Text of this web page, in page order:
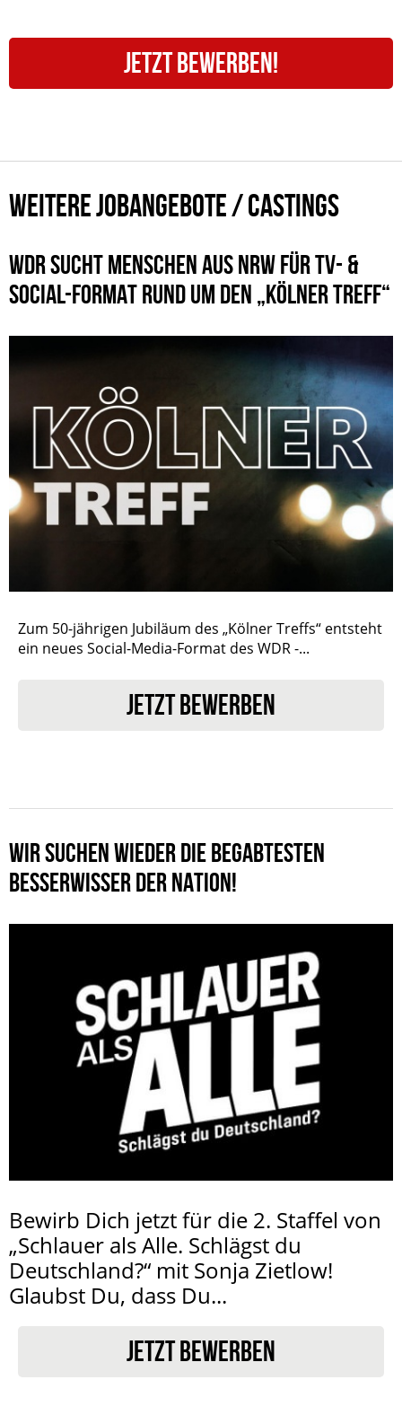
JETZT BEWERBEN!
WEITERE JOBANGEBOTE / CASTINGS
WDR SUCHT MENSCHEN AUS NRW FÜR TV- &
SOCIAL-FORMAT RUND UM DEN „KÖLNER TREFF“
Zum 50-jährigen Jubiläum des „Kölner Treffs“ entsteht
ein neues Social-Media-Format des WDR -...
JETZT BEWERBEN
WIR SUCHEN WIEDER DIE BEGABTESTEN
BESSERWISSER DER NATION!
Bewirb Dich jetzt für die 2. Staffel von
„Schlauer als Alle. Schlägst du
Deutschland?“ mit Sonja Zietlow!
Glaubst Du, dass Du...
JETZT BEWERBEN